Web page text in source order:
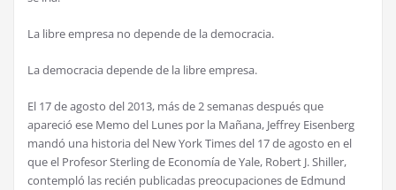
La libre empresa no depende de la democracia.
La democracia depende de la libre empresa.
El 17 de agosto del 2013, más de 2 semanas después que
apareció ese Memo del Lunes por la Mañana, Jeffrey Eisenberg
mandó una historia del New York Times del 17 de agosto en el
que el Profesor Sterling de Economía de Yale, Robert J. Shiller,
contempló las recién publicadas preocupaciones de Edmund